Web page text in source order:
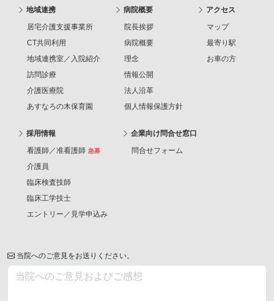
地域連携
居宅介護支援事業所
CT共同利用
地域連携室／入院紹介
訪問診療
介護医療院
あすなろの木保育園
病院概要
院長挨拶
病院概要
理念
情報公開
法人沿革
個人情報保護方針
アクセス
マップ
最寄り駅
お車の方
採用情報
看護師／准看護師 急募
介護員
臨床検査技師
臨床工学技士
エントリー／見学申込み
企業向け問合せ窓口
問合せフォーム
当院へのご意見をお送りください。